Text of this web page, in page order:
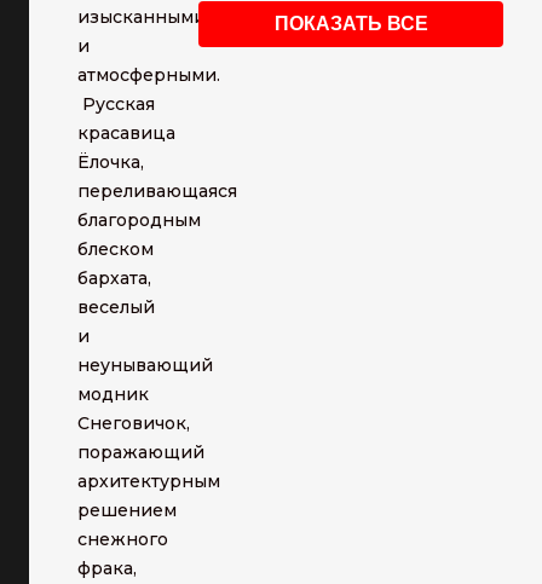
изысканными
и
атмосферными.
Русская
красавица
Ёлочка,
переливающаяся
благородным
блеском
бархата,
веселый
и
неунывающий
модник
Снеговичок,
поражающий
архитектурным
решением
снежного
фрака,
ПОКАЗАТЬ ВСЕ